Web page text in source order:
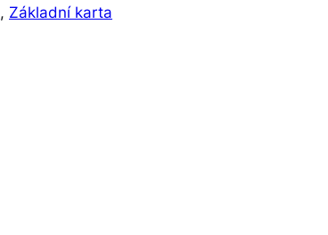
, Základní karta